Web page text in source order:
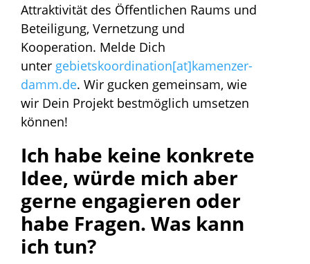
Attraktivität des Öffentlichen Raums und
Beteiligung, Vernetzung und
Kooperation. Melde Dich
unter gebietskoordination[at]kamenzer-
damm.de. Wir gucken gemeinsam, wie
wir Dein Projekt bestmöglich umsetzen
können!
Ich habe keine konkrete
Idee, würde mich aber
gerne engagieren oder
habe Fragen. Was kann
ich tun?